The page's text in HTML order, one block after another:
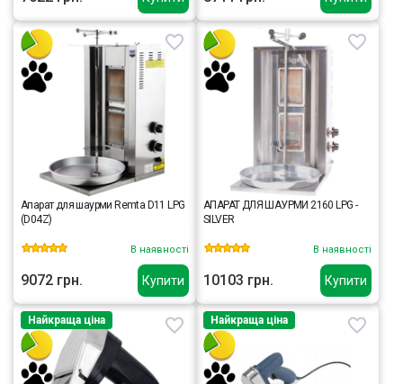
Купити
Апарат для шаурми Remta D11 LPG
(D04Z)
В наявності
9072 грн. Купити
АПАРАТ ДЛЯ ШАУРМИ 2160 LPG -
SILVER
В наявності
10103 грн.
Найкраща ціна Найкраща ціна